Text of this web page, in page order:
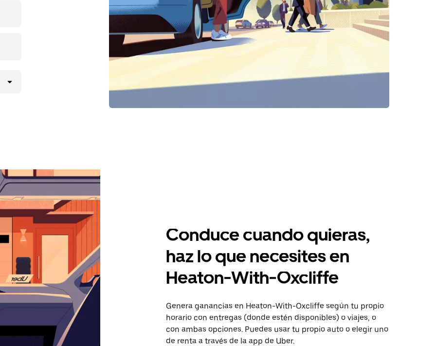
Conduce cuando quieras,
haz lo que necesites en
Heaton-With-Oxcliffe
Genera ganancias en Heaton-With-Oxcliffe según tu propio
horario con entregas (donde estén disponibles) o viajes, o
con ambas opciones. Puedes usar tu propio auto o elegir uno
de renta a través de la app de Uber.